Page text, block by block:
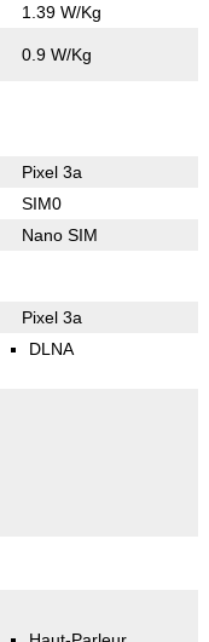
1.39 W/Kg
0.9 W/Kg
Pixel 3a
SIM0
Nano SIM
Pixel 3a
DLNA